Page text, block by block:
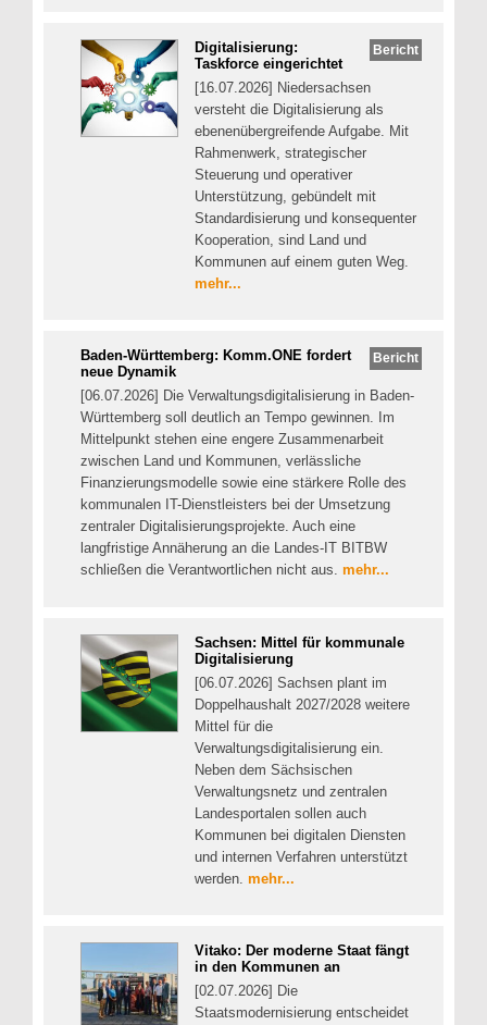
Bericht
Digitalisierung:
Taskforce eingerichtet
[16.07.2026] Niedersachsen
versteht die Digitalisierung als
ebenenübergreifende Aufgabe. Mit
Rahmenwerk, strategischer
Steuerung und operativer
Unterstützung, gebündelt mit
Standardisierung und konsequenter
Kooperation, sind Land und
Kommunen auf einem guten Weg.
mehr...
Bericht
Baden-Württemberg: Komm.ONE fordert
neue Dynamik
[06.07.2026] Die Verwaltungsdigitalisierung in Baden-
Württemberg soll deutlich an Tempo gewinnen. Im
Mittelpunkt stehen eine engere Zusammenarbeit
zwischen Land und Kommunen, verlässliche
Finanzierungsmodelle sowie eine stärkere Rolle des
kommunalen IT-Dienstleisters bei der Umsetzung
zentraler Digitalisierungsprojekte. Auch eine
langfristige Annäherung an die Landes-IT BITBW
schließen die Verantwortlichen nicht aus. mehr...
Sachsen: Mittel für kommunale
Digitalisierung
[06.07.2026] Sachsen plant im
Doppelhaushalt 2027/2028 weitere
Mittel für die
Verwaltungsdigitalisierung ein.
Neben dem Sächsischen
Verwaltungsnetz und zentralen
Landesportalen sollen auch
Kommunen bei digitalen Diensten
und internen Verfahren unterstützt
werden. mehr...
Vitako: Der moderne Staat fängt
in den Kommunen an
[02.07.2026] Die
Staatsmodernisierung entscheidet